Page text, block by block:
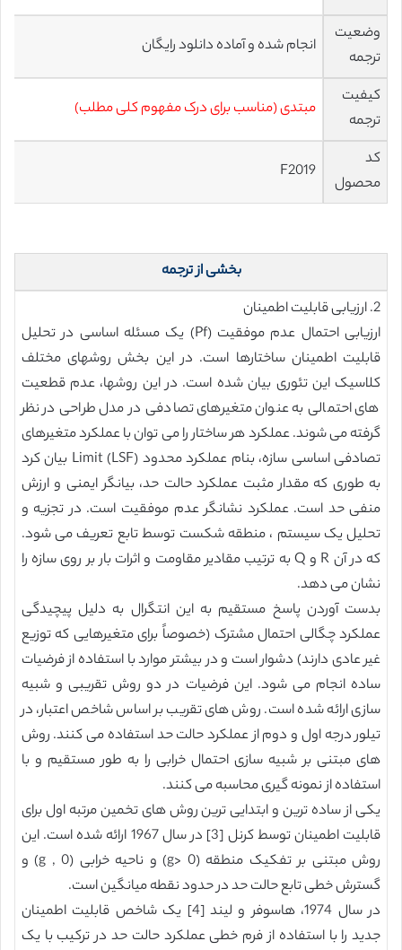
وضعیت
ترجمه
انجام شده و آماده دانلود رایگان
کیفیت
ترجمه
مبتدی (مناسب برای درک مفهوم کلی مطلب)
کد
محصول
F2019
بخشی از ترجمه
2. ارزیابی قابلیت اطمینان
ارزیابی احتمال عدم موفقیت (Pf) یک مسئله اساسی در تحلیل
قابلیت اطمینان ساختارها است. در این بخش روشهای مختلف
کلاسیک این تئوری بیان شده است. در این روشها، عدم قطعیت
های احتمالی به عنوان متغیرهای تصادفی در مدل طراحی در نظر
گرفته می شوند. عملکرد هر ساختار را می توان با عملکرد متغیرهای
تصادفی اساسی سازه، بنام عملکرد محدود Limit (LSF) بیان کرد
به طوری که مقدار مثبت عملکرد حالت حد، بیانگر ایمنی و ارزش
منفی حد است. عملکرد نشانگر عدم موفقیت است. در تجزیه و
تحلیل یک سیستم ، منطقه شکست توسط تابع تعریف می شود.
که در آن R و Q به ترتیب مقادیر مقاومت و اثرات بار بر روی سازه را
نشان می دهد.
بدست آوردن پاسخ مستقیم به این انتگرال به دلیل پیچیدگی
عملکرد چگالی احتمال مشترک (خصوصاً برای متغیرهایی که توزیع
غیر عادی دارند) دشوار است و در بیشتر موارد با استفاده از فرضیات
ساده انجام می شود. این فرضیات در دو روش تقریبی و شبیه
سازی ارائه شده است. روش های تقریب بر اساس شاخص اعتبار، در
تیلور درجه اول و دوم از عملکرد حالت حد استفاده می کنند. روش
های مبتنی بر شبیه سازی احتمال خرابی را به طور مستقیم و با
استفاده از نمونه گیری محاسبه می کنند.
یکی از ساده ترین و ابتدایی ترین روش های تخمین مرتبه اول برای
قابلیت اطمینان توسط کرنل [3] در سال 1967 ارائه شده است. این
روش مبتنی بر تفکیک منطقه (g> 0) و ناحیه خرابی (g , 0) و
گسترش خطی تابع حالت حد در حدود نقطه میانگین است.
در سال 1974، هاسوفر و لیند [4] یک شاخص قابلیت اطمینان
جدید را با استفاده از فرم خطی عملکرد حالت حد در ترکیب با یک